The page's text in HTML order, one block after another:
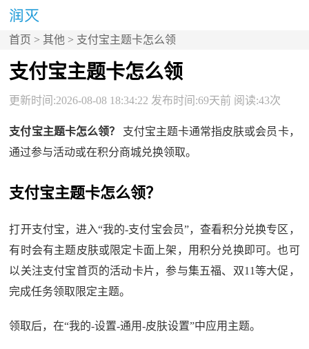
首页 > 其他 > 支付宝主题卡怎么领
支付宝主题卡怎么领
更新时间:2026-08-08 18:34:22 发布时间:69天前 阅读:43次
支付宝主题卡怎么领？
支付宝主题卡通常指皮肤或会员卡，
通过参与活动或在积分商城兑换领取。
支付宝主题卡怎么领？
打开支付宝，进入“我的-支付宝会员”，查看积分兑换专区，
有时会有主题皮肤或限定卡面上架，用积分兑换即可。也可
以关注支付宝首页的活动卡片，参与集五福、双11等大促，
完成任务领取限定主题。
领取后，在“我的-设置-通用-皮肤设置”中应用主题。